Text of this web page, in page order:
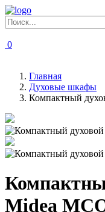
0
Главная
Духовые шкафы
Компактный
Midea